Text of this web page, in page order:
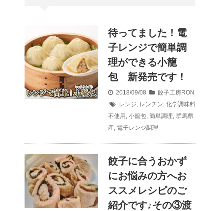
待ってました！電
子レンジで簡単調
理ができる小籠
包 新発売です！
2018/09/08
餃子工房RON
レンジ
レンチン 化学調味料
不使用 小籠包 簡単調理 群馬県
産 電子レンジ調理
餃子に合うおかず
にお悩みの方へお
ススメレシピのご
紹介です♪その③渡